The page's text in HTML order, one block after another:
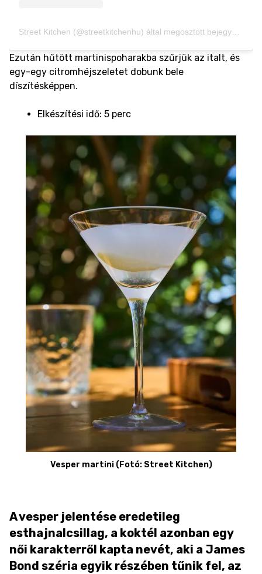
Street Kitchen (@streetkitchenhu) által megosztott bejegyzés
Ezután hűtött martinispoharakba szűrjük az italt, és
egy-egy citromhéjszeletet dobunk bele
díszítésképpen.
Elkészítési idő: 5 perc
Vesper martini (Fotó: Street Kitchen)
A vesper jelentése eredetileg
esthajnalcsillag, a koktél azonban egy
női karakterről kapta nevét, aki a James
Bond széria egyik részében tűnik fel, az